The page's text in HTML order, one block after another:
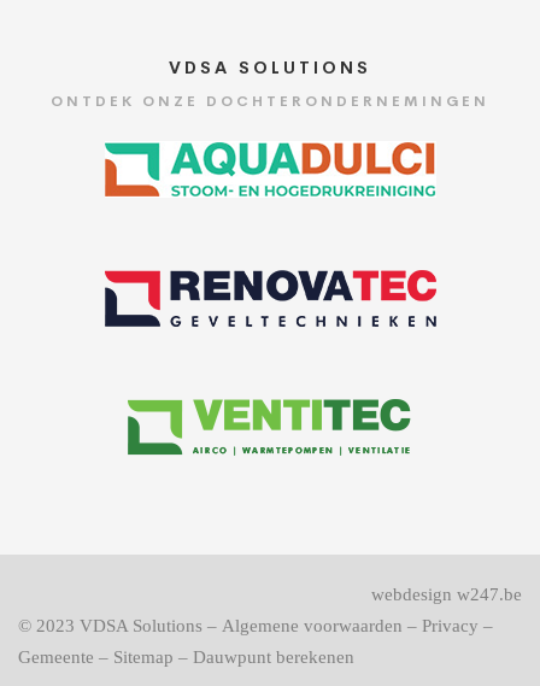
VDSA SOLUTIONS
ONTDEK ONZE DOCHTERONDERNEMINGEN
© 2023 VDSA Solutions – Algemene voorwaarden – Privacy –
Gemeente – Sitemap – Dauwpunt berekenen
webdesign w247.be